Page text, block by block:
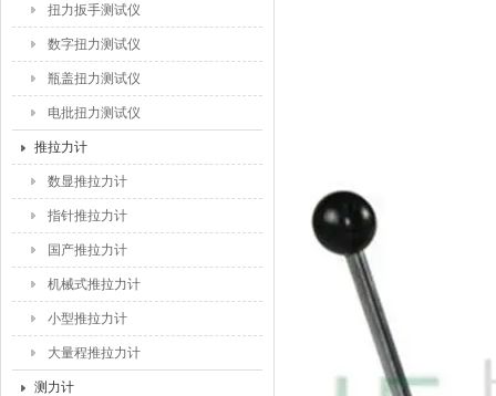
扭力扳手测试仪
数字扭力测试仪
瓶盖扭力测试仪
电批扭力测试仪
推拉力计
数显推拉力计
指针推拉力计
国产推拉力计
机械式推拉力计
小型推拉力计
大量程推拉力计
测力计